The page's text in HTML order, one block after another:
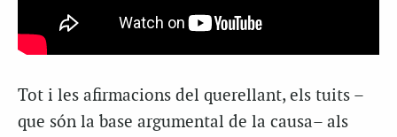
Tot i les afirmacions del querellant, els tuits –
que són la base argumental de la causa– als